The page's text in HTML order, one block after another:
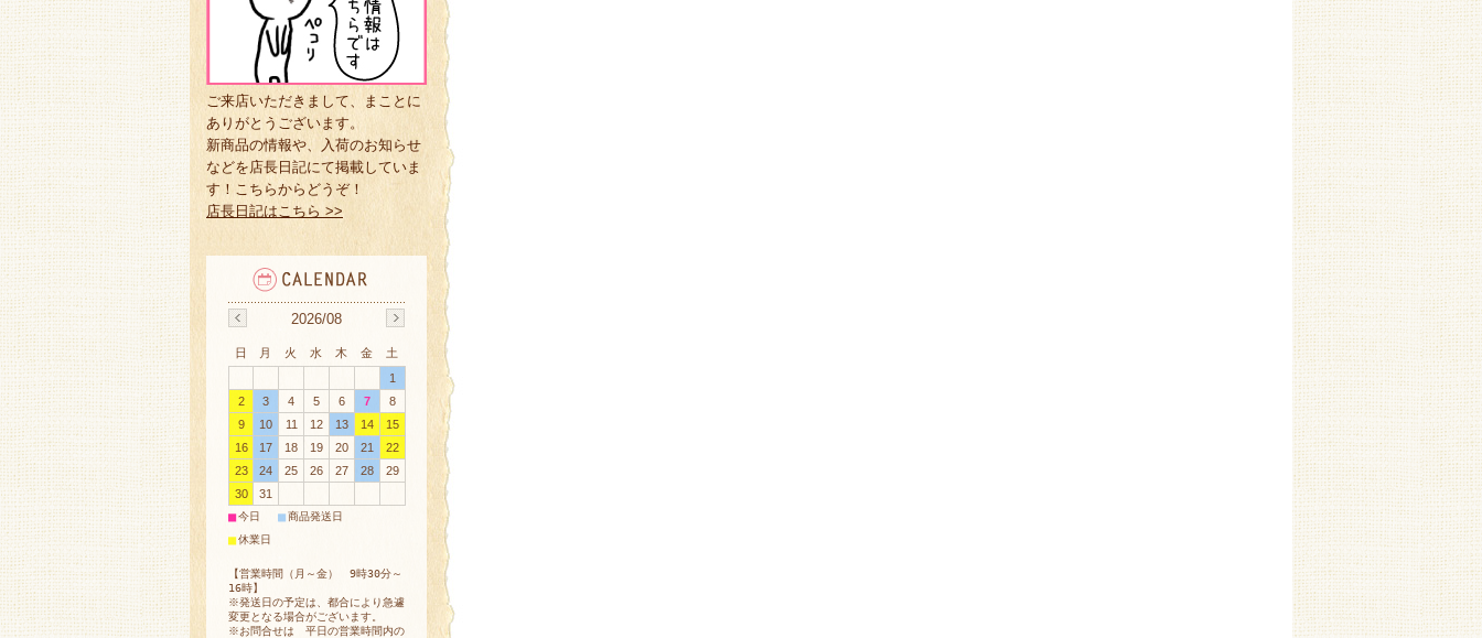
ご来店いただきまして、まことに
ありがとうございます。
新商品の情報や、入荷のお知らせ
などを店長日記にて掲載していま
す！こちらからどうぞ！
店長日記はこちら >>
2026/08
日 月 火 水 木 金
土
1
2
3 4 5 6 7
8
9
10 11 12 13 14
15
16
17 18 19 20 21
22
23
24 25 26 27 28
29
30
31
■今日 ■商品発送日
■休業日
【営業時間（月～金） 9時30分～
16時】
※発送日の予定は、都合により急遽
変更となる場合がございます。
※お問合せは 平日の営業時間内の